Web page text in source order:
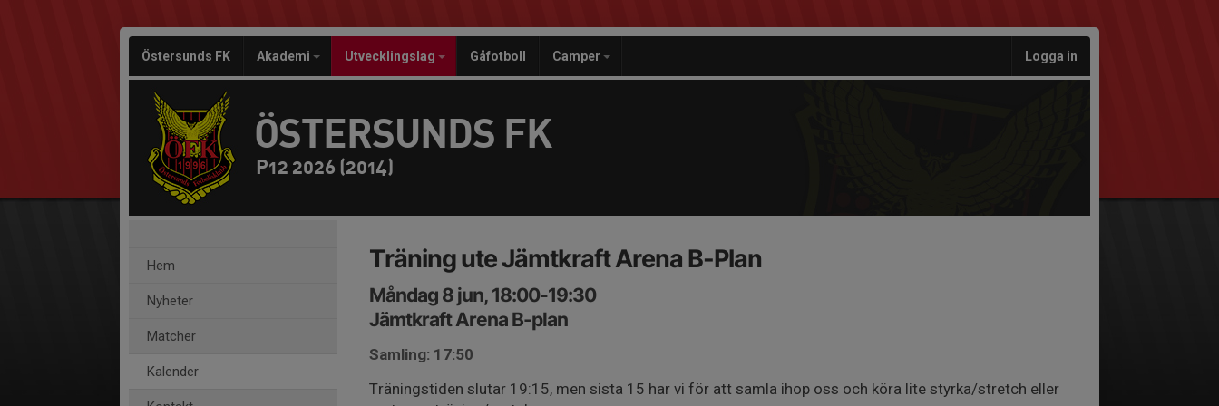
Östersunds FK Akademi Utvecklingslag Gåfotboll Camper Logga in
ÖSTERSUNDS FK
P12 2026 (2014)
Hem
Nyheter
Matcher
Kalender
Träning ute Jämtkraft Arena B-Plan
Måndag 8 jun, 18:00-19:30
Jämtkraft Arena B-plan
Samling: 17:50
Träningstiden slutar 19:15, men sista 15 har vi för att samla ihop oss och köra lite styrka/stretch eller